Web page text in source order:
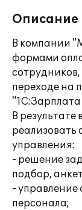
Описание
В компании
формами
переходе на
В
реализовать
управления:
- решение
подбор,
-
персонала;